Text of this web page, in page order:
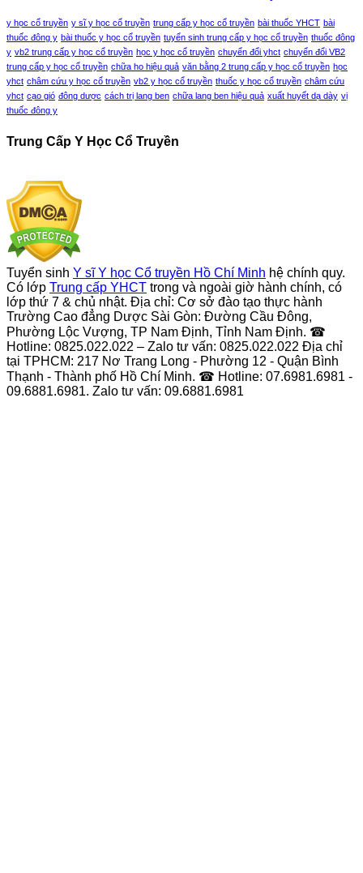
y học cổ truyền y sĩ y học cổ truyền trung cấp y học cổ truyền bài thuốc YHCT bài
thuốc đông y bài thuốc y học cổ truyền tuyển sinh trung cấp y học cổ truyền thuốc đông
y vb2 trung cấp y học cổ truyền học y học cổ truyền chuyển đổi yhct chuyển đổi VB2
trung cấp y học cổ truyền chữa ho hiệu quả văn bằng 2 trung cấp y học cổ truyền học
yhct châm cứu y học cổ truyền vb2 y học cổ truyền thuốc y học cổ truyền châm cứu
yhct cạo gió đông dược cách trị lang ben chữa lang ben hiệu quả xuất huyết dạ dày vị
thuốc đông y
Trung Cấp Y Học Cổ Truyền
Tuyển sinh Y sĩ Y học Cổ truyền Hồ Chí Minh hệ chính quy.
Có lớp Trung cấp YHCT trong và ngoài giờ hành chính, có
lớp thứ 7 & chủ nhật. Địa chỉ: Cơ sở đào tạo thực hành
Trường Cao đẳng Dược Sài Gòn: Đường Cầu Đông,
Phường Lộc Vượng, TP Nam Định, Tỉnh Nam Định. ☎
Hotline: 0825.022.022 – Zalo tư vấn: 0825.022.022 Địa chỉ
tại TPHCM: 217 Nơ Trang Long - Phường 12 - Quận Bình
Thạnh - Thành phố Hồ Chí Minh. ☎ Hotline: 07.6981.6981 -
09.6881.6981. Zalo tư vấn: 09.6881.6981